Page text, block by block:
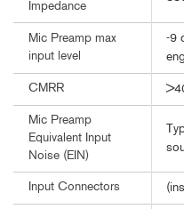
Impedance
Mic Preamp max
input level
-9
CMRR
Mic Preamp
Equivalent Input
Noise (EIN)
Input Connectors